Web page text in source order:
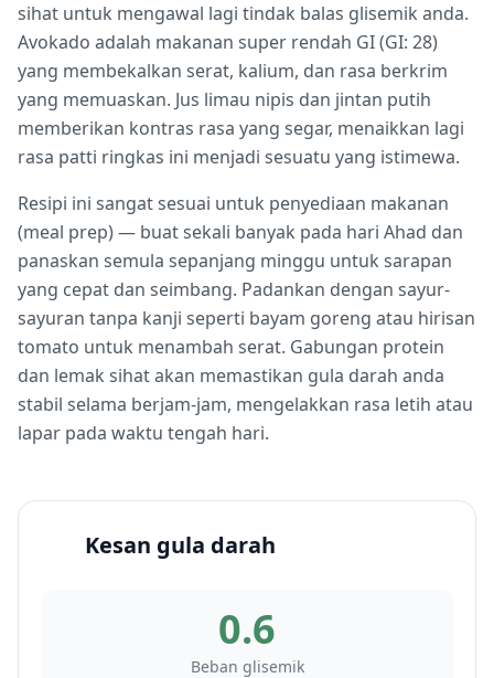
sihat untuk mengawal lagi tindak balas glisemik anda.
Avokado adalah makanan super rendah GI (GI: 28)
yang membekalkan serat, kalium, dan rasa berkrim
yang memuaskan. Jus limau nipis dan jintan putih
memberikan kontras rasa yang segar, menaikkan lagi
rasa patti ringkas ini menjadi sesuatu yang istimewa.
Resipi ini sangat sesuai untuk penyediaan makanan
(meal prep) — buat sekali banyak pada hari Ahad dan
panaskan semula sepanjang minggu untuk sarapan
yang cepat dan seimbang. Padankan dengan sayur-
sayuran tanpa kanji seperti bayam goreng atau hirisan
tomato untuk menambah serat. Gabungan protein
dan lemak sihat akan memastikan gula darah anda
stabil selama berjam-jam, mengelakkan rasa letih atau
lapar pada waktu tengah hari.
Kesan gula darah
0.6
Beban glisemik